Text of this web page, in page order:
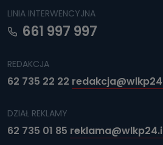
LINIA INTERWENCYJNA
661 997 997
REDAKCJA
62 735 22 22
DZIAŁ REKLAMY
62 735 01 85